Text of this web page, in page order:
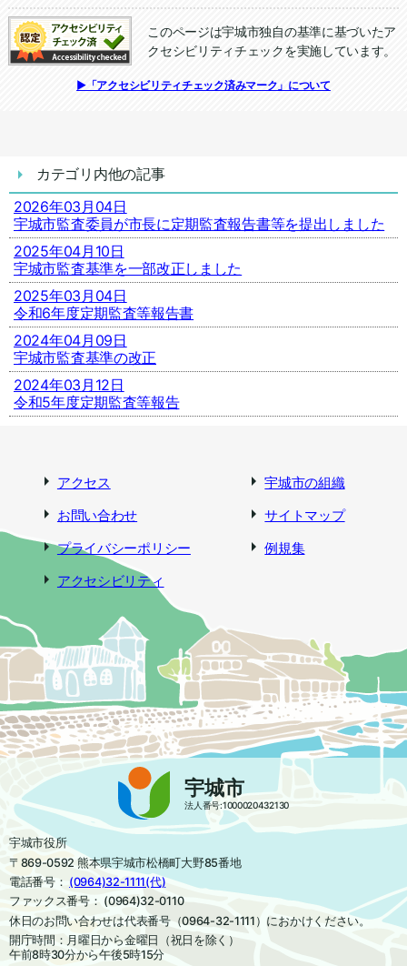
追加情報：アクセシビリティチェック
このページは宇城市独自の基準に基づいたア
クセシビリティチェックを実施しています。
▶「アクセシビリティチェック済みマーク」について
カテゴリ内他の記事
2026年03月04日
宇城市監査委員が市長に定期監査報告書等を提出しました
2025年04月10日
宇城市監査基準を一部改正しました
2025年03月04日
令和6年度定期監査等報告書
2024年04月09日
宇城市監査基準の改正
2024年03月12日
令和5年度定期監査等報告
アクセス
宇城市の組織
お問い合わせ
サイトマップ
プライバシーポリシー
例規集
アクセシビリティ
宇城市
法人番号:1000020432130
宇城市役所
〒869-0592 熊本県宇城市松橋町大野85番地
電話番号： (0964)32-1111(代)
ファックス番号： (0964)32-0110
休日のお問い合わせは代表番号（0964-32-1111）におかけください。
開庁時間：月曜日から金曜日（祝日を除く）
午前8時30分から午後5時15分